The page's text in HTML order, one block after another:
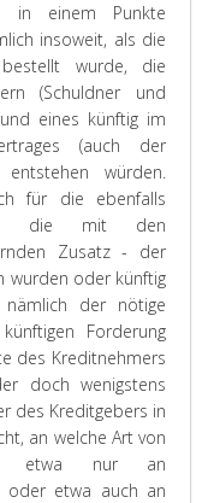
in einem Punkte
insoweit, als die
wurde, die
(Schuldner und
eines künftig im
(auch der
würden.
für die ebenfalls
die mit den
Zusatz - der
wurden oder künftig
der nötige
Forderung
des Kreditnehmers
doch wenigstens
des Kreditgebers in
an welche Art von
etwa nur an
oder etwa auch an